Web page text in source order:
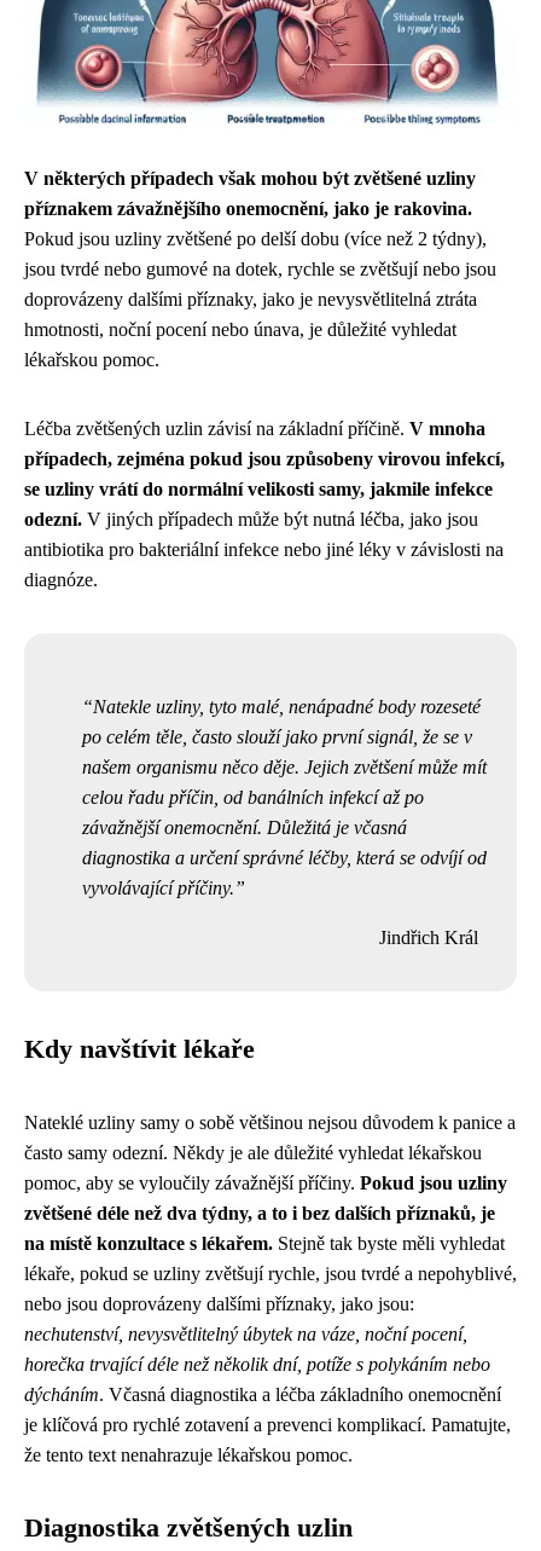
V některých případech však mohou být zvětšené uzliny
příznakem závažnějšího onemocnění, jako je rakovina.
Pokud jsou uzliny zvětšené po delší dobu (více než 2 týdny),
jsou tvrdé nebo gumové na dotek, rychle se zvětšují nebo jsou
doprovázeny dalšími příznaky, jako je nevysvětlitelná ztráta
hmotnosti, noční pocení nebo únava, je důležité vyhledat
lékařskou pomoc.
Léčba zvětšených uzlin závisí na základní příčině. V mnoha
případech, zejména pokud jsou způsobeny virovou infekcí,
se uzliny vrátí do normální velikosti samy, jakmile infekce
odezní. V jiných případech může být nutná léčba, jako jsou
antibiotika pro bakteriální infekce nebo jiné léky v závislosti na
diagnóze.
Natekle uzliny, tyto malé, nenápadné body rozeseté
po celém těle, často slouží jako první signál, že se v
našem organismu něco děje. Jejich zvětšení může mít
celou řadu příčin, od banálních infekcí až po
závažnější onemocnění. Důležitá je včasná
diagnostika a určení správné léčby, která se odvíjí od
vyvolávající příčiny.
Jindřich Král
Kdy navštívit lékaře
Nateklé uzliny samy o sobě většinou nejsou důvodem k panice a
často samy odezní. Někdy je ale důležité vyhledat lékařskou
pomoc, aby se vyloučily závažnější příčiny. Pokud jsou uzliny
zvětšené déle než dva týdny, a to i bez dalších příznaků, je
na místě konzultace s lékařem. Stejně tak byste měli vyhledat
lékaře, pokud se uzliny zvětšují rychle, jsou tvrdé a nepohyblivé,
nebo jsou doprovázeny dalšími příznaky, jako jsou:
nechutenství, nevysvětlitelný úbytek na váze, noční pocení,
horečka trvající déle než několik dní, potíže s polykáním nebo
dýcháním. Včasná diagnostika a léčba základního onemocnění
je klíčová pro rychlé zotavení a prevenci komplikací. Pamatujte,
že tento text nenahrazuje lékařskou pomoc.
Diagnostika zvětšených uzlin